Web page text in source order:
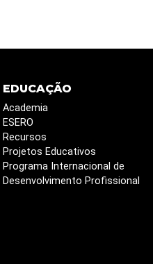
EDUCAÇÃO
Academia
ESERO
Recursos
Projetos Educativos
Programa Internacional de
Desenvolvimento Profissional